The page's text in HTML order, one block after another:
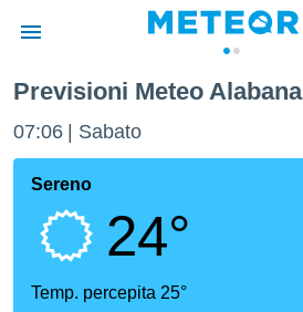
di
per
le
Previsioni Meteo Alabana
07:06 Sabato
Sereno
24°
Temp. percepita 25°